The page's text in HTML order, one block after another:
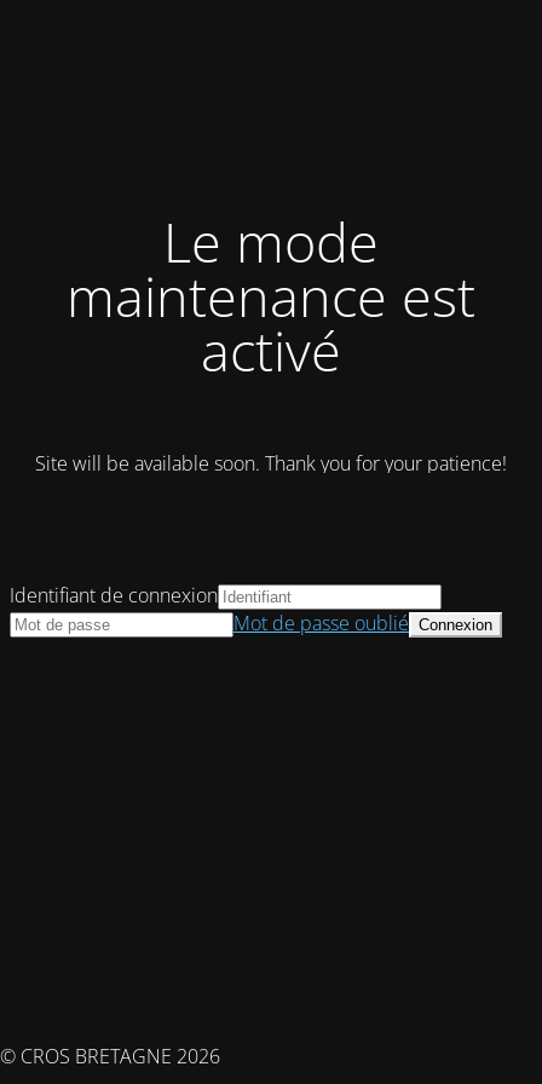
Le mode
maintenance est
activé
Site will be available soon. Thank you for your patience!
© CROS BRETAGNE 2026
Identifiant de connexion
Mot de passe oublié